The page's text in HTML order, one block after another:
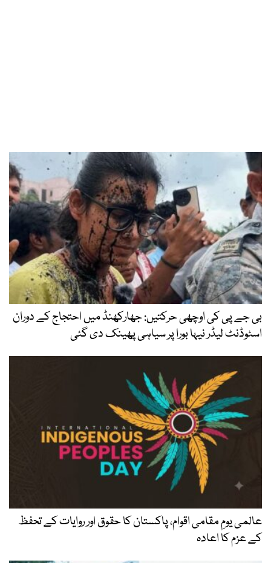
بی جے پی کی اوچھی حرکتیں: جھارکھنڈ میں احتجاج کے دوران
اسٹوڈنٹ لیڈر نیہا بورا پر سیاہی پھینک دی گئی
عالمی یومِ مقامی اقوام، پاکستان کا حقوق اور روایات کے تحفظ
کے عزم کا اعادہ